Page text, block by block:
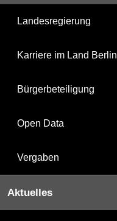
Landesregierung
Karriere im Land Berlin
Bürgerbeteiligung
Open Data
Vergaben
Aktuelles